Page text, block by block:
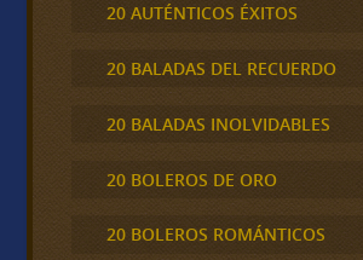
20 AUTÉNTICOS ÉXITOS
20 BALADAS DEL RECUERDO
20 BALADAS INOLVIDABLES
20 BOLEROS DE ORO
20 BOLEROS ROMÁNTICOS